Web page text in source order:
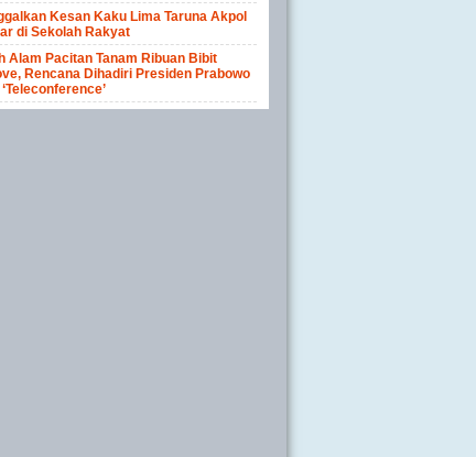
Kesan Kaku Lima Taruna Akpol
di Sekolah Rakyat
Alam Pacitan Tanam Ribuan Bibit
Rencana Dihadiri Presiden Prabowo